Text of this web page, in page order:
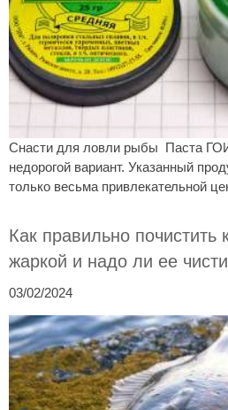
Снасти для ловли рыбы Паста
недорогой вариант. Указанный
только весьма привлекательной
Как правильно почистить
жаркой и надо ли ее
03/02/2024